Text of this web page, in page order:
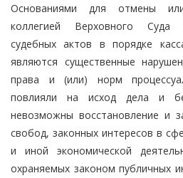
Основаниями для отмены
коллегией Верховного Суда
судебных актов в порядке
являются существенные
права и (или) норм
повлияли на исход дела и
невозможны восстановление и
свобод, законных интересов в
и иной экономической
охраняемых законом публичных